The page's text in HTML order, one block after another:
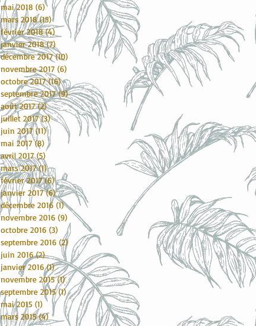
mai 2018 (6)6 posts
mars 2018 (15)15 posts
février 2018 (4) 4 posts
janvier 2018 (7) 7 posts
décembre 2017 (10)
novembre 2017 (6)
octobre 2017 (16)16 posts
septembre 2017 (9)9 posts
août 2017 (2)2 posts
juillet 2017 (3)3 posts
juin 2017 (11)11 posts
mai 2017 (8) 8 posts
avril 2017 (5)
mars 2017 (1)1 post
février 2017 (6)6 posts
janvier 2017 (6)6 posts
décembre 2016 (1)1 post
novembre 2016 (9) 9 posts
octobre 2016 (3) 3 posts
septembre 2016 (2)2 posts
juin 2016 (2)2 posts
janvier 2016 (1)1 post
novembre 2015 (1)1 post
septembre 2015 (1)1 post
mai 2015 (1) 1 post
mars 2015 (4)4 posts